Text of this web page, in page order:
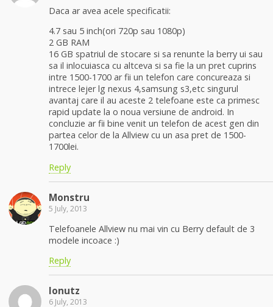
Daca ar avea acele specificatii:
4.7 sau 5 inch(ori 720p sau 1080p)
2 GB RAM
16 GB spatriul de stocare si sa renunte la berry ui sau
sa il inlocuiasca cu altceva si sa fie la un pret cuprins
intre 1500-1700 ar fii un telefon care concureaza si
intrece lejer lg nexus 4,samsung s3,etc singurul
avantaj care il au aceste 2 telefoane este ca primesc
rapid update la o noua versiune de android. In
concluzie ar fii bine venit un telefon de acest gen din
partea celor de la Allview cu un asa pret de 1500-
1700lei.
Reply
Monstru
5 July, 2013
Telefoanele Allview nu mai vin cu Berry default de 3
modele incoace :)
Reply
Ionutz
6 July, 2013